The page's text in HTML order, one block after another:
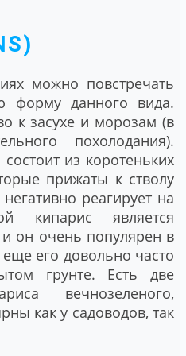
можно повстречать
форму данного вида.
к засухе и морозам (в
похолодания).
из коротеньких
прижаты к стволу
реагирует на
кипарис является
он очень популярен в
его довольно часто
грунте. Есть две
вечнозеленого,
как у садоводов, так